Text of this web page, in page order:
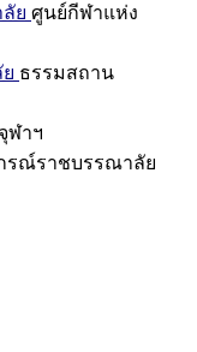
ย ศูนย์กีฬาแห่ง
ธรรมสถาน
ฬาฯ
รณ์ราชบรรณาลัย